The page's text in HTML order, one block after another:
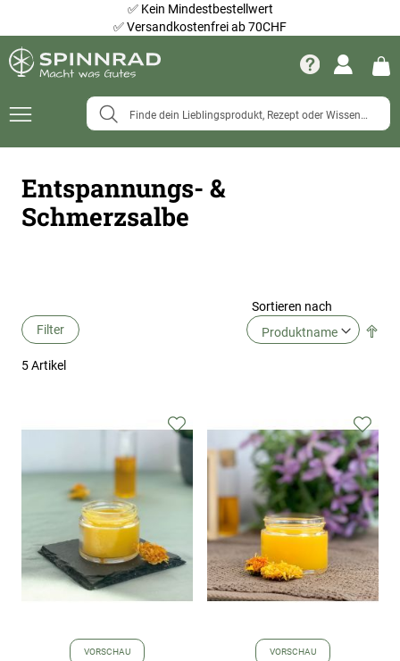
✅ Kein Mindestbestellwert
✅Versandkostenfrei ab 70CHF
Navigation
Entspannungs- &
Schmerzsalbe
Filter
5Artikel
Sortieren nach
VORSCHAU
Zur
Wunschliste
hinzufügen
VORSCHAU
Zur